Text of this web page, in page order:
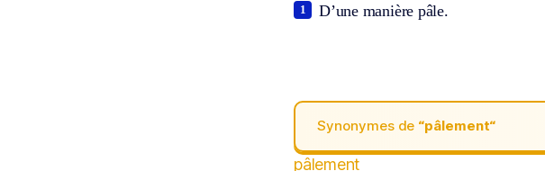
D’une manière pâle.
1
Synonymes de “pâlement“
pâlement